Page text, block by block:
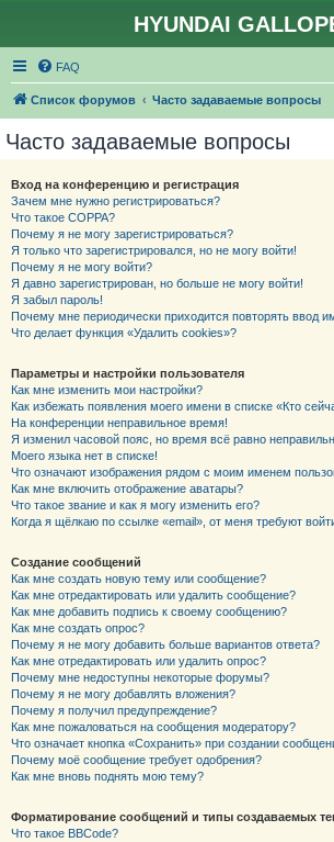
HYUNDAI
FAQ
Список форумов Часто задаваемые вопросы
Часто задаваемые вопросы
Вход на конференцию и регистрация
Зачем мне нужно регистрироваться?
Что такое COPPA?
Почему я не могу зарегистрироваться?
Я только что зарегистрировался, но не могу войти!
Почему я не могу войти?
Я давно зарегистрирован, но больше не могу войти!
Я забыл пароль!
Почему мне периодически приходится повторять ввод
Что делает функция «Удалить cookies»?
Параметры и настройки пользователя
Как мне изменить мои настройки?
Как избежать появления моего имени в списке «Кто
На конференции неправильное время!
Я изменил часовой пояс, но время всё равно
Моего языка нет в списке!
Что означают изображения рядом с моим именем
Как мне включить отображение аватары?
Что такое звание и как я могу изменить его?
Когда я щёлкаю по ссылке «email», от меня требуют
Создание сообщений
Как мне создать новую тему или сообщение?
Как мне отредактировать или удалить сообщение?
Как мне добавить подпись к своему сообщению?
Как мне создать опрос?
Почему я не могу добавить больше вариантов ответа?
Как мне отредактировать или удалить опрос?
Почему мне недоступны некоторые форумы?
Почему я не могу добавлять вложения?
Почему я получил предупреждение?
Как мне пожаловаться на сообщения модератору?
Что означает кнопка «Сохранить» при создании
Почему моё сообщение требует одобрения?
Как мне вновь поднять мою тему?
Форматирование сообщений и типы создаваемых
Что такое BBCode?